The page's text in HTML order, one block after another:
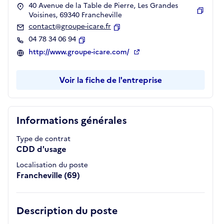
Informations générales
Type de contrat
CDD d'usage
Localisation du poste
Francheville (69)
Description du poste
40 Avenue de la Table de Pierre, Les Grandes
Voisines, 69340 Francheville
contact@groupe-icare.fr
04 78 34 06 94
Copier
http://www.groupe-icare.com/
Voir la fiche de l'entreprise